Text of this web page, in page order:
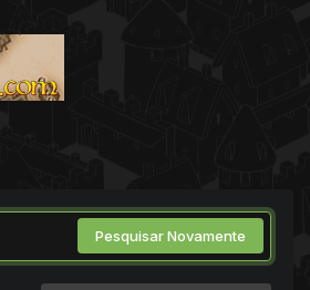
Pesquisar Novamente